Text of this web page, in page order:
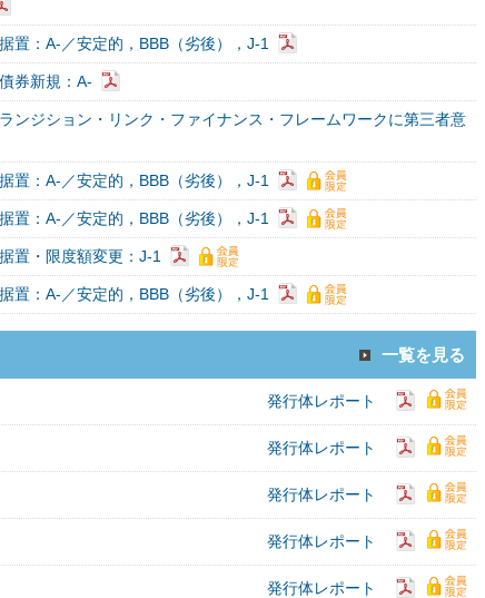
置：A-／安定的，BBB（劣後），J-1
券新規：A-
ンジション・リンク・ファイナンス・フレームワークに第三者意
置：A-／安定的，BBB（劣後），J-1
置：A-／安定的，BBB（劣後），J-1
置・限度額変更：J-1
置：A-／安定的，BBB（劣後），J-1
一覧を見る
発行体レポート
発行体レポート
発行体レポート
発行体レポート
発行体レポート